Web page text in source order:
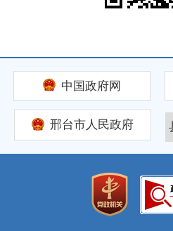
中国政府网
邢台市人民政府